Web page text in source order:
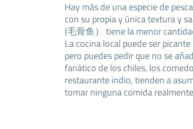
Hay más de una especie de
con su propia y única textura y
(毛骨鱼） tiene la menor
La cocina local puede ser
pero puedes pedir que no se
fanático de los chiles, los
restaurante indio, tienden a
tomar ninguna comida